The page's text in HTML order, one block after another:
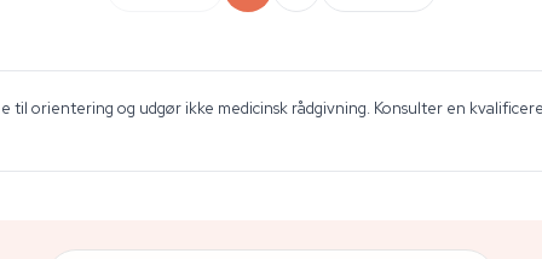
til orientering og udgør ikke medicinsk rådgivning. Konsulter en